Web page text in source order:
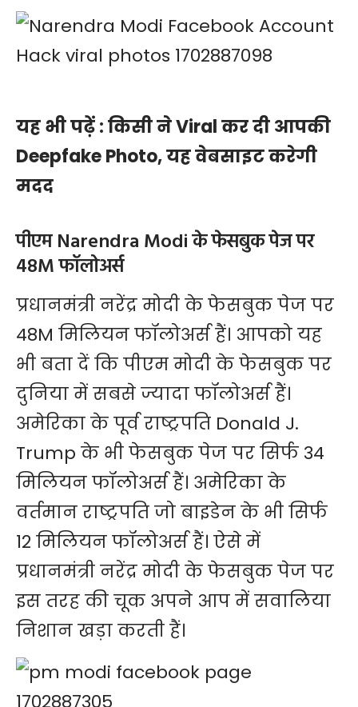
यह भी पढ़ें :किसी ने Viral कर दी आपकी
Deepfake Photo, यह वेबसाइट करेगी
मदद
पीएम Narendra Modi के फेसबुक पेज पर
48M फॉलोअर्स
प्रधानमंत्री नरेंद्र मोदी के फेसबुक पेज पर
48M मिलियन फॉलोअर्स हैं। आपको यह
भी बता दें कि पीएम मोदी के फेसबुक पर
दुनिया में सबसे ज्यादा फॉलोअर्स हैं।
अमेरिका के पूर्व राष्ट्रपति Donald J.
Trump के भी फेसबुक पेज पर सिर्फ 34
मिलियन फॉलोअर्स हैं। अमेरिका के
वर्तमान राष्ट्रपति जो बाइडेन के भी सिर्फ
12 मिलियन फॉलोअर्स हैं। ऐसे में
प्रधानमंत्री नरेंद्र मोदी के फेसबुक पेज पर
इस तरह की चूक अपने आप में सवालिया
निशान खड़ा करती हैं।